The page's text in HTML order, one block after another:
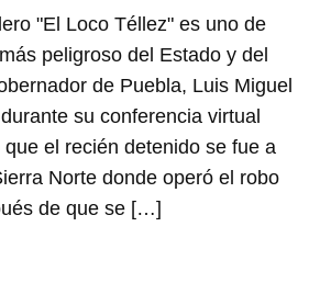
"El Loco Téllez" es uno de
peligroso del Estado y del
de Puebla, Luis Miguel
su conferencia virtual
el recién detenido se fue a
Norte donde operó el robo
de que se […]